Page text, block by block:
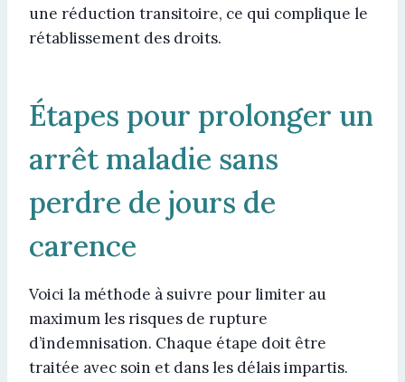
une réduction transitoire, ce qui complique le
rétablissement des droits.
Étapes pour prolonger un
arrêt maladie sans
perdre de jours de
carence
Voici la méthode à suivre pour limiter au
maximum les risques de rupture
d’indemnisation. Chaque étape doit être
traitée avec soin et dans les délais impartis.